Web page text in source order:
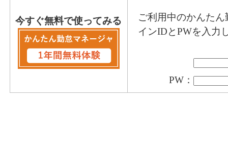
今すぐ無料で使ってみる
ご利用中のかんた
インIDとPWを入力
PW：